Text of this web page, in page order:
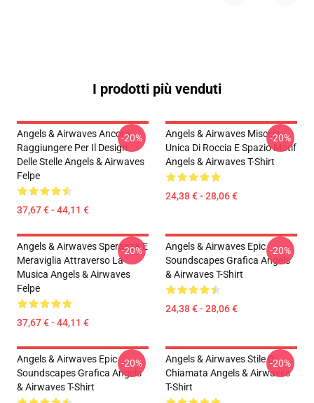
I prodotti più venduti
Angels & Airwaves Ancora
Raggiungere Per Il Design
Delle Stelle Angels & Airwaves
Felpe
37,67 € - 44,11 €
-20%
Angels & Airwaves Miscela
Unica Di Roccia E Spazio Motif
Angels & Airwaves T-Shirt
24,38 € - 28,06 €
-20%
Angels & Airwaves Speranza E
Meraviglia Attraverso La
Musica Angels & Airwaves
Felpe
37,67 € - 44,11 €
-20%
Angels & Airwaves Epic
Soundscapes Grafica Angels
& Airwaves T-Shirt
24,38 € - 28,06 €
-20%
Angels & Airwaves Epic
Soundscapes Grafica Angels
& Airwaves T-Shirt
-20%
Angels & Airwaves Stile Di
Chiamata Angels & Airwaves
T-Shirt
-20%